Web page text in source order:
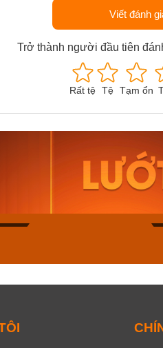
Viết đánh
Trở thành người đầu tiên
Rất tệ Tệ Tạm ổn